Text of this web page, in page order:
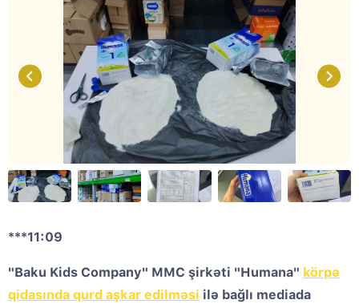
***11:09
"Baku Kids Company" MMC şirkəti "Humana" körpə
qidasında qurd aşkar edilməsi ilə bağlı mediada